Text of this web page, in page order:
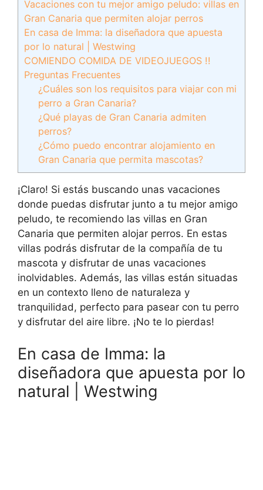
Vacaciones con tu mejor amigo peludo: villas en
Gran Canaria que permiten alojar perros
En casa de Imma: la diseñadora que apuesta
por lo natural | Westwing
COMIENDO COMIDA DE VIDEOJUEGOS !!
Preguntas Frecuentes
¿Cuáles son los requisitos para viajar con mi
perro a Gran Canaria?
¿Qué playas de Gran Canaria admiten
perros?
¿Cómo puedo encontrar alojamiento en
Gran Canaria que permita mascotas?
¡Claro! Si estás buscando unas vacaciones
donde puedas disfrutar junto a tu mejor amigo
peludo, te recomiendo las villas en Gran
Canaria que permiten alojar perros. En estas
villas podrás disfrutar de la compañía de tu
mascota y disfrutar de unas vacaciones
inolvidables. Además, las villas están situadas
en un contexto lleno de naturaleza y
tranquilidad, perfecto para pasear con tu perro
y disfrutar del aire libre. ¡No te lo pierdas!
En casa de Imma: la
diseñadora que apuesta por lo
natural | Westwing